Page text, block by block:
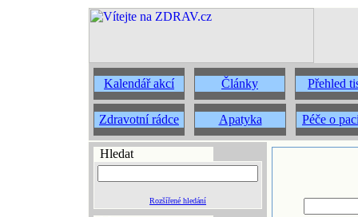
Kalendář akcí Články Přehled
Zdravotní rádce Apatyka Péče o
Hledat
Rozšířené hledání